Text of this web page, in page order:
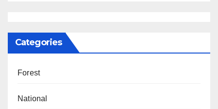
Categories
Forest
National